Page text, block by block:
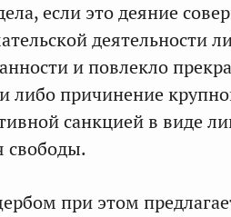
если это деяние
деятельности
и повлекло
либо причинение
санкцией в виде
свободы.
при этом